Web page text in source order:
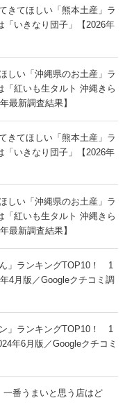
きてほしい「熊本土産」ラ
いきなり団子」【2026年
しい「沖縄県のお土産」ラ
紅いも生タルト 沖縄きら
最新調査結果】
きてほしい「熊本土産」ラ
いきなり団子」【2026年
しい「沖縄県のお土産」ラ
紅いも生タルト 沖縄きら
最新調査結果】
」ランキングTOP10！ 1
4月版／Googleクチコミ調
」ランキングTOP10！ 1
年6月版／Googleクチコミ
番うまいと思う店はど